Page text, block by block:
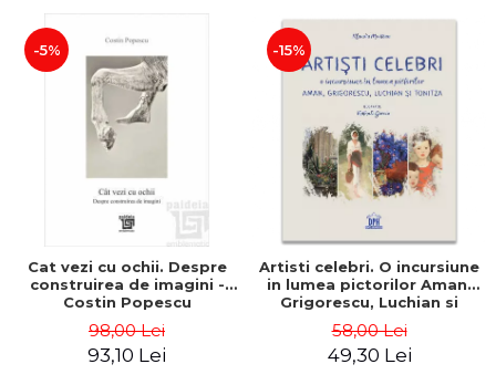
PROMOȚIILE LUNII
ULTIMELE EXEMPLARE
-5%
Cat vezi cu ochii. Despre
construirea de imagini -
Costin Popescu
98,00 Lei
93,10 Lei
-15%
Artisti celebri. O incursiune
in lumea pictorilor Aman,
Grigorescu, Luchian si
58,00 Lei
49,30 Lei